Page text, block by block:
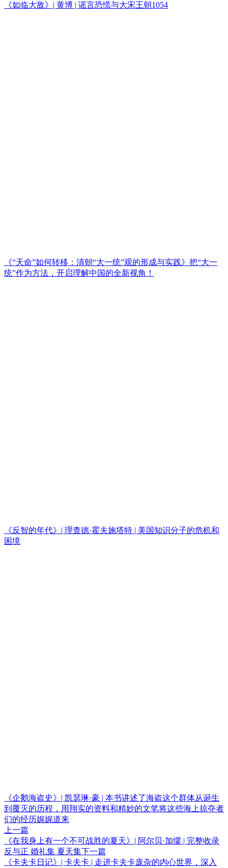
《如临大敌》| 黄博 | 谣言恐慌与大宋王朝1054
《“天命”如何转移：清朝“大一统”观的形成与实践》把“大一
统”作为方法，开启理解中国的全新视角！
《反智的年代》| 理查德·霍夫施塔特 | 美国知识分子的危机和
困境
《企鹅海盗史》| 凯瑟琳·豪 | 本书讲述了海盗这个群体从诞生
到覆灭的历程，用翔实的资料和精妙的文笔将这些海上掠夺者
们的经历娓娓道来
上一篇
《在我身上有一个不可战胜的夏天》| 阿尔贝·加缪 | 完整收录
反与正 婚礼集 夏天集下一篇
《卡夫卡日记》| 卡夫卡 | 走进卡夫卡庞杂的内心世界，深入